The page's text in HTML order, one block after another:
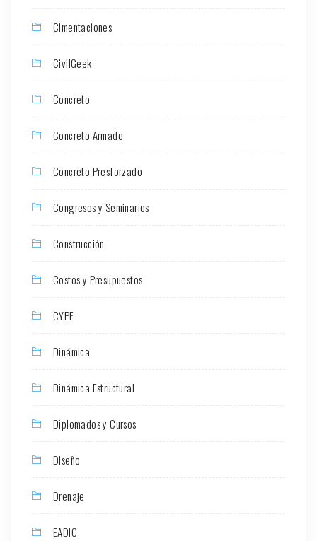
Cimentaciones
CivilGeek
Concreto
Concreto Armado
Concreto Presforzado
Congresos y Seminarios
Construcción
Costos y Presupuestos
CYPE
Dinámica
Dinámica Estructural
Diplomados y Cursos
Diseño
Drenaje
EADIC